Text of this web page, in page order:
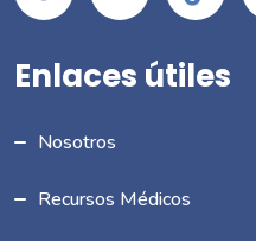
Enlaces útiles
Nosotros
Recursos Médicos